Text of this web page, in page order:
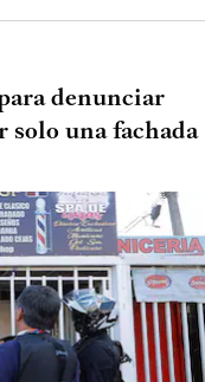
denunciar
solo una fachada